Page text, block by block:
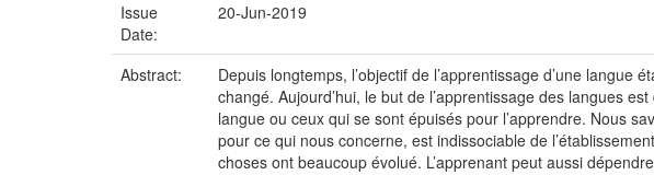
Issue
Date:
20-Jun-2019
Abstract:
Depuis longtemps, l’objectif de l’apprentissage d’une
changé. Aujourd’hui, le but de l’apprentissage des langues
langue ou ceux qui se sont épuisés pour l’apprendre. Nous
pour ce qui nous concerne, est indissociable de
choses ont beaucoup évolué. L’apprenant peut aussi